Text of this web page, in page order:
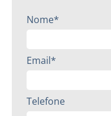
Nome*
Email*
Telefone